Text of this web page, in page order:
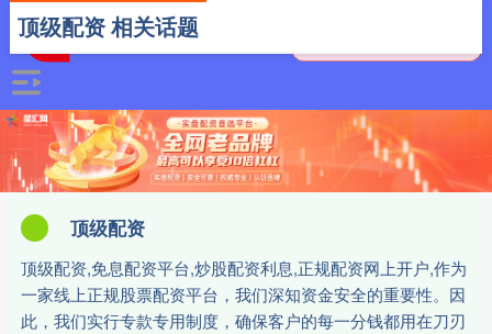
顶级配资
顶级配资,免息配资平台,炒股配资利息,正规配资网上开户,作为
一家线上正规股票配资平台，我们深知资金安全的重要性。因
此，我们实行专款专用制度，确保客户的每一分钱都用在刀刃
顶级配资 相关话题